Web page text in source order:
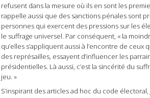
refusent dans la mesure où ils en sont les
rappelle aussi que des sanctions pénales sont
personnes qui exercent des pressions sur les
le suffrage universel. Par conséquent, « la
qu’elles s’appliquent aussi à l’encontre de ceux
des représailles, essayent d’influencer les
présidentielles. Là aussi, c’est la sincérité du
jeu. »
S’inspirant des articles ad hoc du code électoral,